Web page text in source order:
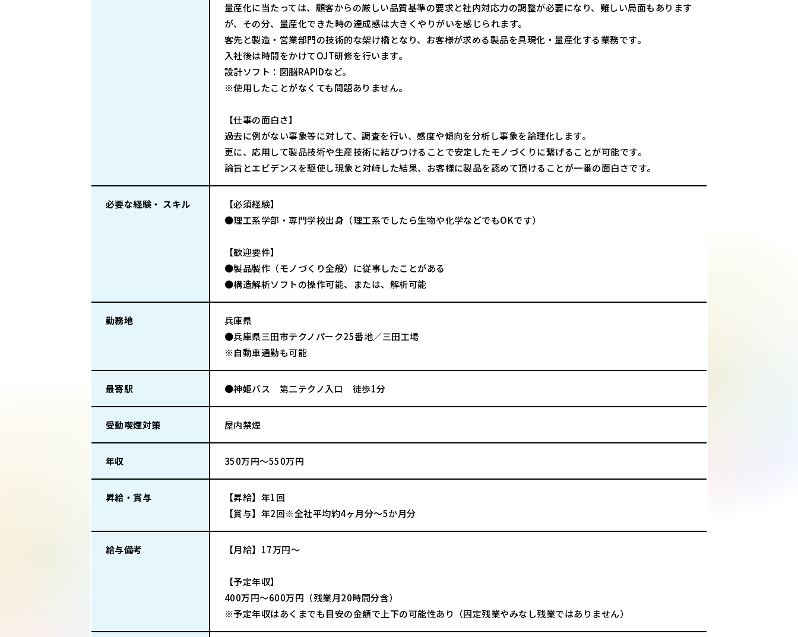
量産化に当たっては、顧客からの厳しい品質基準の要求と社内対応力の調整が必要になり、難しい局面もあります
が、その分、量産化できた時の達成感は大きくやりがいを感じられます。
客先と製造・営業部門の技術的な架け橋となり、お客様が求める製品を具現化・量産化する業務です。
入社後は時間をかけてOJT研修を行います。
設計ソフト：図脳RAPIDなど。
※使用したことがなくても問題ありません。
【仕事の面白さ】
過去に例がない事象等に対して、調査を行い、感度や傾向を分析し事象を論理化します。
更に、応用して製品技術や生産技術に結びつけることで安定したモノづくりに繋げることが可能です。
論旨とエビデンスを駆使し現象と対峙した結果、お客様に製品を認めて頂けることが一番の面白さです。
必要な経験・ スキル
【必須経験】
●理工系学部・専門学校出身（理工系でしたら生物や化学などでもOKです）
【歓迎要件】
●製品製作（モノづくり全般）に従事したことがある
●構造解析ソフトの操作可能、または、解析可能
勤務地
兵庫県
●兵庫県三田市テクノパーク25番地／三田工場
※自動車通勤も可能
最寄駅 ●神姫バス 第二テクノ入口 徒歩1分
受動喫煙対策 屋内禁煙
年収 350万円～550万円
昇給・賞与
【昇給】年1回
【賞与】年2回※全社平均約4ヶ月分～5か月分
給与備考 【月給】17万円～
【予定年収】
400万円～600万円（残業月20時間分含）
※予定年収はあくまでも目安の金額で上下の可能性あり（固定残業やみなし残業ではありません）